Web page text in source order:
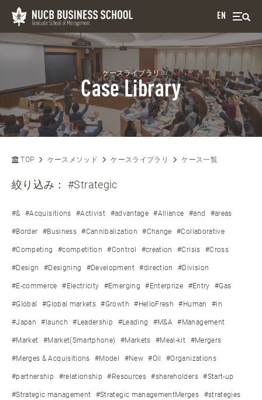
EN
ケースライブラリ
Case Library
TOP ケースメソッド ケースライブラリ ケース一覧
絞り込み：#Strategic
#& #Acquisitions #Activist #advantage #Alliance #and #areas
#Border #Business #Cannibalization #Change #Collaborative
#Competing #competition #Control #creation #Crisis #Cross
#Design #Designing #Development #direction #Division
#E-commerce #Electricity #Emerging #Enterprize #Entry #Gas
#Global #Global markets #Growth #HelloFresh #Human #in
#Japan #launch #Leadership #Leading #M&A #Management
#Market #Market(Smartphone) #Markets #Meal-kit #Mergers
#Merges & Acquisitions #Model #New #Oil #Organizations
#partnership #relationship #Resources #shareholders #Start-up
#Strategic management #Strategic managementMerges #strategies